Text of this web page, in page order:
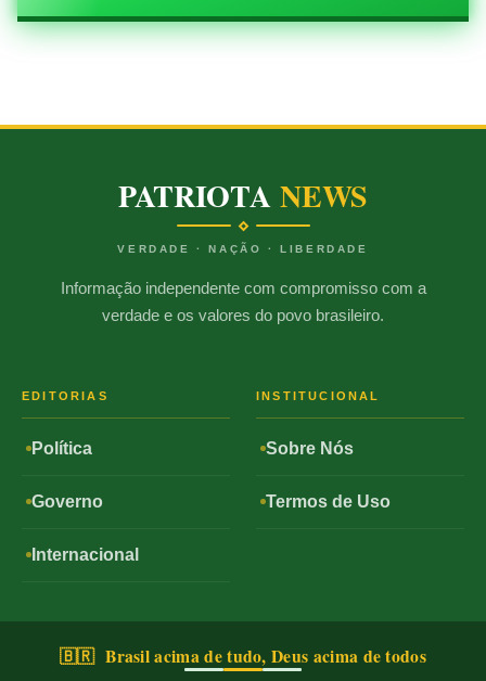
PATRIOTANEWS
VERDADE · NAÇÃO · LIBERDADE
Informação independente com compromisso com a
verdade e os valores do povo brasileiro.
EDITORIAS
Política
Governo
Internacional
INSTITUCIONAL
Sobre Nós
Termos de Uso
🇧🇷 Brasil acima de tudo, Deus acima de todos